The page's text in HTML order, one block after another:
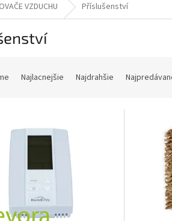
VZDUCHU Příslušenství
Najlacnejšie Najdrahšie